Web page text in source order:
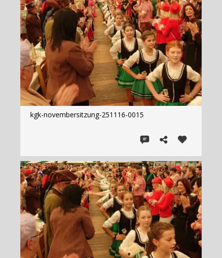
kgk-novembersitzung-251116-0015